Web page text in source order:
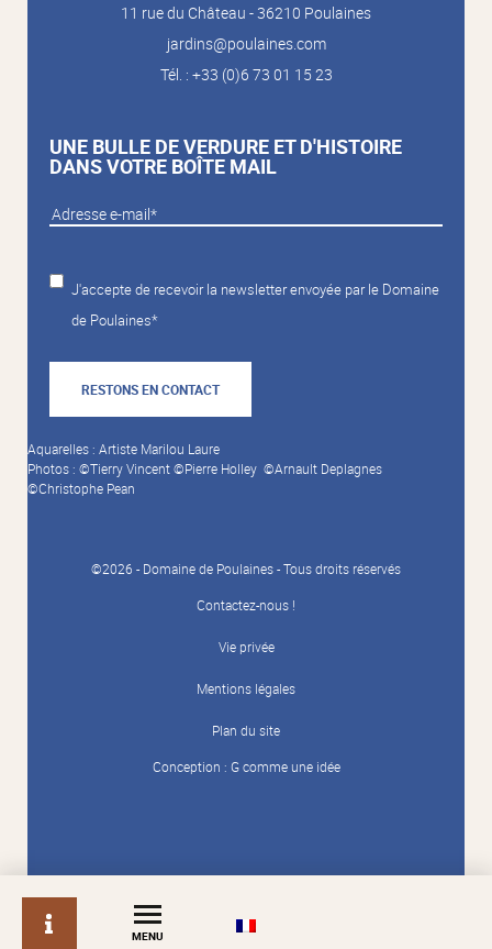
info
MENU
11 rue du Château - 36210 Poulaines
jardins@poulaines.com
Tél. : +33 (0)6 73 01 15 23
UNE BULLE DE VERDURE ET D'HISTOIRE
DANS VOTRE BOÎTE MAIL
J'accepte de recevoir la newsletter envoyée par le Domaine
de Poulaines*
RESTONS EN CONTACT
Aquarelles : Artiste Marilou Laure
Photos : ©Tierry Vincent ©Pierre Holley ©Arnault Deplagnes
©Christophe Pean
©2026 - Domaine de Poulaines - Tous droits réservés
Contactez-nous !
Vie privée
Mentions légales
Plan du site
Conception : G comme une idée